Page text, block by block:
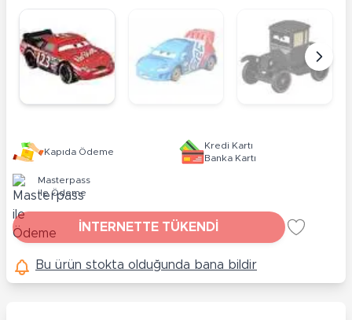
Kapıda Ödeme
Kredi Kartı
Banka Kartı
Masterpass
ile Ödeme
İNTERNETTE TÜKENDİ
Bu ürün stokta olduğunda bana bildir